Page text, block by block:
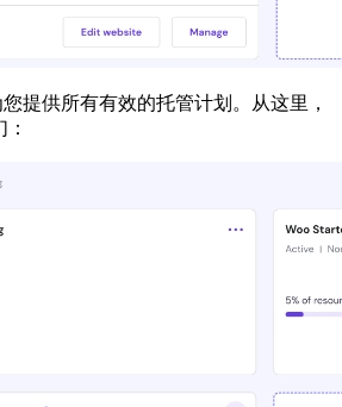
提供所有有效的托管计划。从这里，